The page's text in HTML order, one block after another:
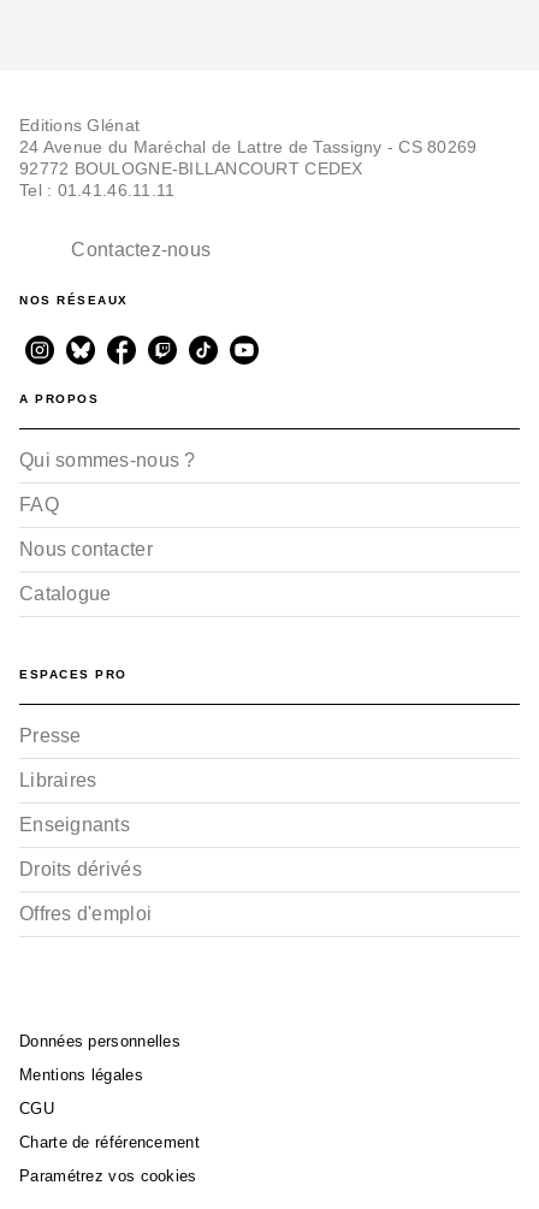
Editions Glénat
24 Avenue du Maréchal de Lattre de Tassigny - CS 80269
92772 BOULOGNE-BILLANCOURT CEDEX
Tel : 01.41.46.11.11
Contactez-nous
NOS RÉSEAUX
A PROPOS
Qui sommes-nous ?
FAQ
Nous contacter
Catalogue
ESPACES PRO
Presse
Libraires
Enseignants
Droits dérivés
Offres d'emploi
Données personnelles
Mentions légales
CGU
Charte de référencement
Paramétrez vos cookies